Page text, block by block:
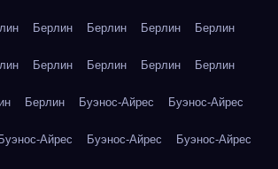
Берлин Берлин Берлин Берлин
Берлин Берлин Берлин Берлин
Берлин Буэнос-Айрес Буэнос-Айрес
Буэнос-Айрес Буэнос-Айрес Буэнос-Айрес